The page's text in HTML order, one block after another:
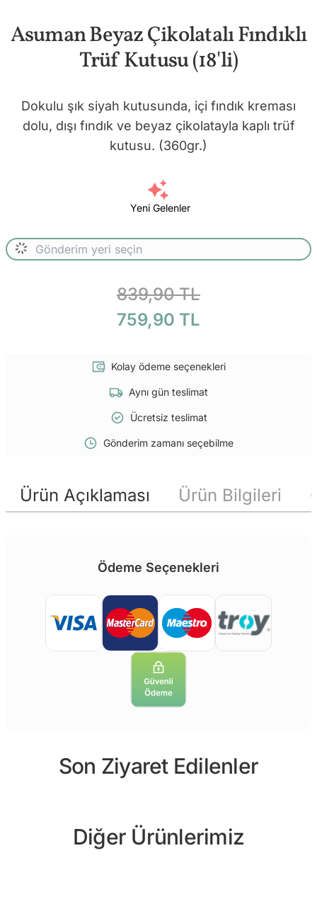
Asuman Beyaz Çikolatalı Fındıklı
Trüf Kutusu (18'li)
Dokulu şık siyah kutusunda, içi fındık kreması
dolu, dışı fındık ve beyaz çikolatayla kaplı trüf
kutusu. (360gr.)
Yeni Gelenler
839,90 TL
759,90 TL
Kolay ödeme seçenekleri
Aynı gün teslimat
Ücretsiz teslimat
Gönderim zamanı seçebilme
Ürün Açıklaması Ürün Bilgileri
Ödeme Seçenekleri
Son Ziyaret Edilenler
Diğer Ürünlerimiz